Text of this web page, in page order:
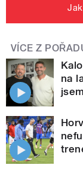
VÍCE Z
na